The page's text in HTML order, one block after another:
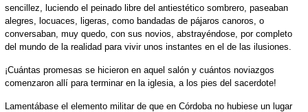
sencillez, luciendo el peinado libre del antiestético sombrero, paseaban
alegres, locuaces, ligeras, como bandadas de pájaros canoros, o
conversaban, muy quedo, con sus novios, abstrayéndose, por completo
del mundo de la realidad para vivir unos instantes en el de las ilusiones.
¡Cuántas promesas se hicieron en aquel salón y cuántos noviazgos
comenzaron allí para terminar en la iglesia, a los pies del sacerdote!
Lamentábase el elemento militar de que en Córdoba no hubiese un lugar